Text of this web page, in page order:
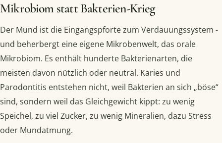
Mikrobiom statt Bakterien-Krieg
Der Mund ist die Eingangspforte zum Verdauungssystem -
und beherbergt eine eigene Mikrobenwelt, das orale
Mikrobiom. Es enthält hunderte Bakterienarten, die
meisten davon nützlich oder neutral. Karies und
Parodontitis entstehen nicht, weil Bakterien an sich „böse“
sind, sondern weil das Gleichgewicht kippt: zu wenig
Speichel, zu viel Zucker, zu wenig Mineralien, dazu Stress
oder Mundatmung.